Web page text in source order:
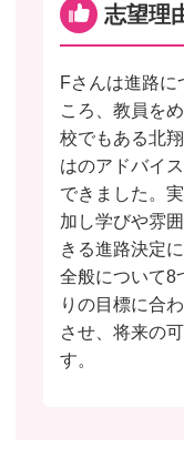
志望理
Fさんは進路に
ころ、教員を
校でもある北
はのアドバイ
できました。
加し学びや雰
きる進路決定
全般について8
りの目標に合
させ、将来の
す。